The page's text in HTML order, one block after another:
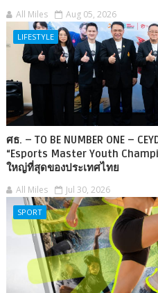
All Miles Aug 05, 2026
LIFESTYLE
ศธ. – TO BE NUMBER ONE –
“Esports Master Youth
ใหญ่ที่สุดของประเทศไทย
All Miles Jul 30, 2026
SPORT